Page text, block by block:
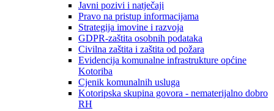
Javni pozivi i natječaji
Pravo na pristup informacijama
Strategija imovine i razvoja
GDPR-zaštita osobnih podataka
Civilna zaštita i zaštita od požara
Evidencija komunalne infrastrukture općine
Kotoriba
Cjenik komunalnih usluga
Kotoripska skupina govora - nematerijalno dobro
RH